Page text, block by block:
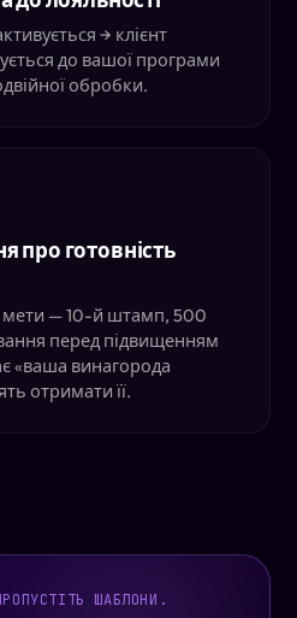
→ клієнт
до вашої програми
обробки.
про готовність
мети — 10-й штамп, 500
перед підвищенням
«ваша винагорода
отримати її.
ШАБЛОНИ.